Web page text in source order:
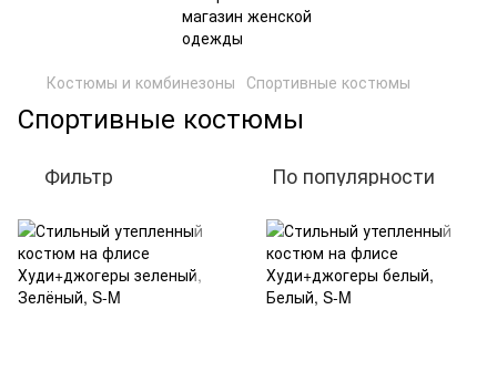
Костюмы и комбинезоны Спортивные костюмы
Спортивные костюмы
Фильтр По популярности